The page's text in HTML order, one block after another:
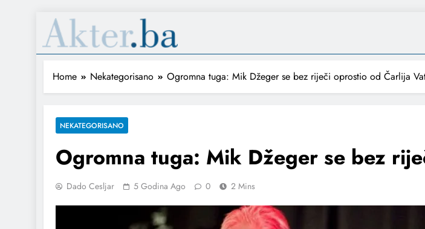
Home Nekategorisano Ogromna tuga: Mik Džeger se bez riječi oprostio od Čarlija
NEKATEGORISANO
Ogromna tuga: Mik Džeger se bez
Dado Cesljar 5 Godina Ago 0 2 Mins